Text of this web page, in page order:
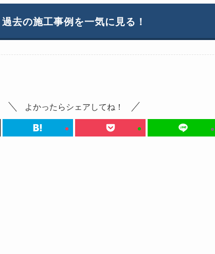
過去の施工事例を一気に見る！
よかったらシェアしてね！